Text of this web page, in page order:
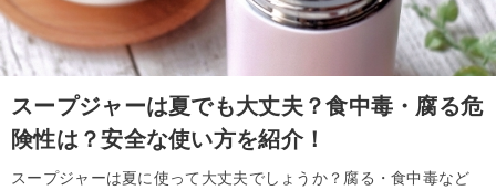
スープジャーは夏でも大丈夫？食中毒・腐る危
険性は？安全な使い方を紹介！
スープジャーは夏に使って大丈夫でしょうか？腐る・食中毒など